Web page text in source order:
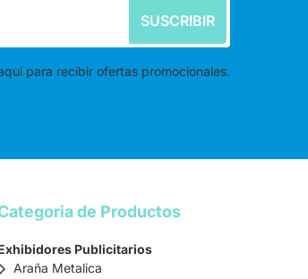
SUSCRIBIR
para recibir ofertas promocionales.
de Productos
Publicitarios
Araña Metalica